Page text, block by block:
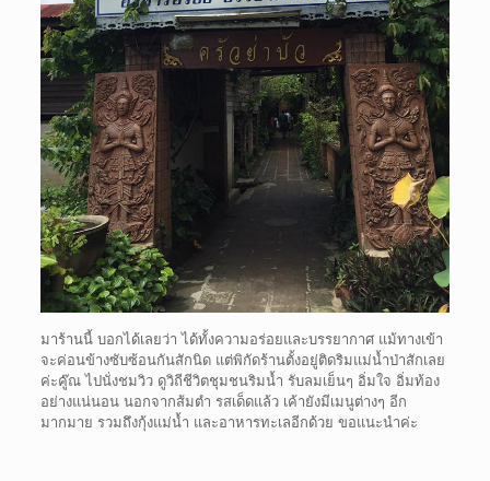
มาร้านนี้ บอกได้เลยว่า ได้ทั้งความอร่อยและบรรยากาศ แม้ทางเข้า
จะค่อนข้างซับซ้อนกันสักนิด แต่พิกัดร้านตั้งอยู่ติดริมแม่น้ำป่าสักเลย
ค่ะคู๊ณ ไปนั่งชมวิว ดูวิถีชีวิตชุมชนริมน้ำ รับลมเย็นๆ อิ่มใจ อิ่มท้อง
อย่างแน่นอน นอกจากส้มตำ รสเด็ดแล้ว เค้ายังมีเมนูต่างๆ อีก
มากมาย รวมถึงกุ้งแม่น้ำ และอาหารทะเลอีกด้วย ขอแนะนำค่ะ